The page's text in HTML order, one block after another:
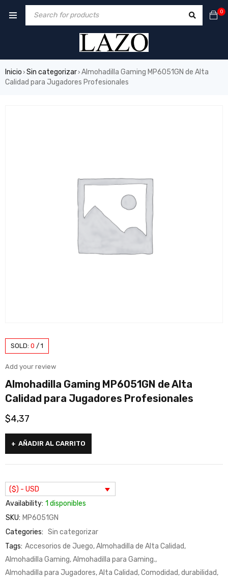
0
Inicio › Sin categorizar› Almohadilla Gaming MP6051GN de Alta
Calidad para Jugadores Profesionales
SOLD: 0 / 1
Add your review
Almohadilla Gaming MP6051GN de Alta
Calidad para Jugadores Profesionales
$4,37
AÑADIR AL CARRITO
($) - USD
Availability: 1 disponibles
SKU: MP6051GN
Categories: Sin categorizar
Tags: Accesorios de Juego,Almohadilla de Alta Calidad,
Almohadilla Gaming,Almohadilla para Gaming.,
Almohadilla para Jugadores,Alta Calidad,Comodidad,durabilidad,